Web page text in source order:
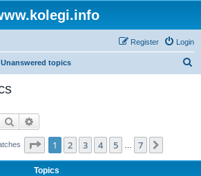
Login
Register
Unanswered topics
Search
Page 1of 7
1 2 3 4 5 7
Topics